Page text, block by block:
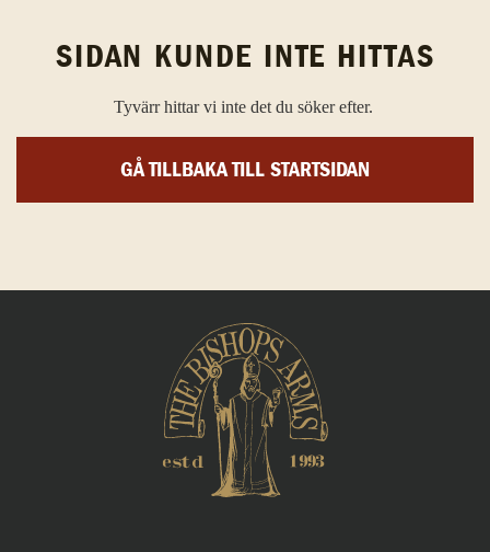
SIDAN KUNDE INTE HITTAS
Tyvärr hittar vi inte det du söker efter.
GÅ TILLBAKA TILL STARTSIDAN